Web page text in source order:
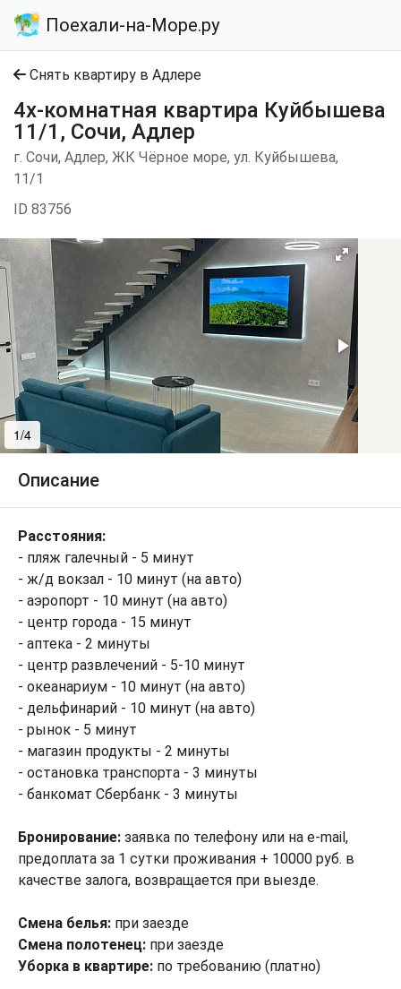
Поехали-на-Море.ру
Снять квартиру в Адлере
4х-комнатная квартира Куйбышева
11/1, Сочи, Адлер
г. Сочи, Адлер, ЖК Чёрное море, ул. Куйбышева,
11/1
ID 83756
1/4
Описание
Расстояния:
- пляж галечный - 5 минут
- ж/д вокзал - 10 минут (на авто)
- аэропорт - 10 минут (на авто)
- центр города - 15 минут
- аптека - 2 минуты
- центр развлечений - 5-10 минут
- океанариум - 10 минут (на авто)
- дельфинарий - 10 минут (на авто)
- рынок - 5 минут
- магазин продукты - 2 минуты
- остановка транспорта - 3 минуты
- банкомат Сбербанк - 3 минуты
Бронирование: заявка по телефону или на e-mail,
предоплата за 1 сутки проживания + 10000 руб. в
качестве залога, возвращается при выезде.
Смена белья: при заезде
Смена полотенец: при заезде
Уборка в квартире: по требованию (платно)